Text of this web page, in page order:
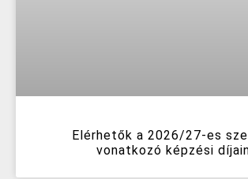
Elérhetők a 2026/27-es
vonatkozó képzési